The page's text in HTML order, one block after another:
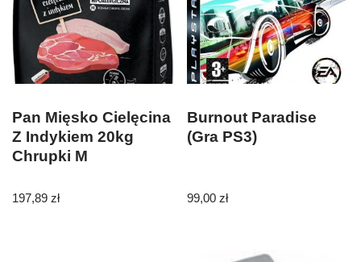
Pan Mięsko Cielęcina
Z Indykiem 20kg
Chrupki M
197,89 zł
Burnout Paradise
(Gra PS3)
99,00zł